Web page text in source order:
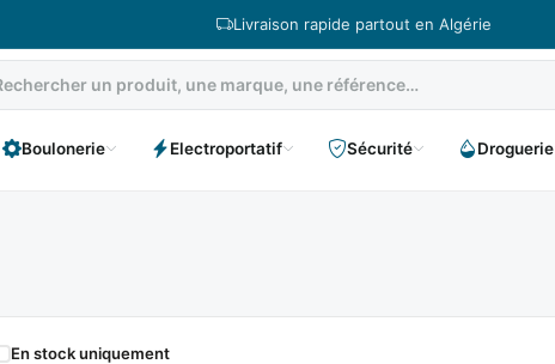
Livraison rapide partout en Algérie
Boulonerie Electroportatif Sécurité Droguerie
En stock uniquement